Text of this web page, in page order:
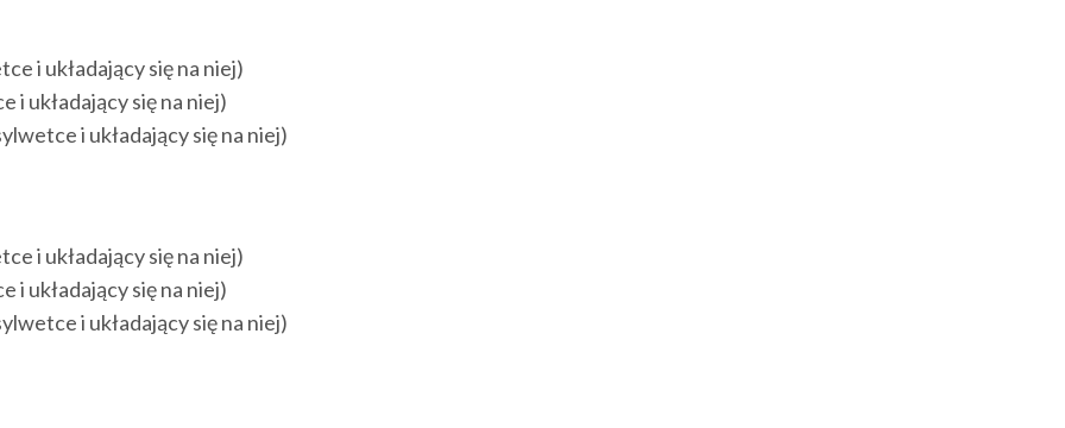
i układający się na niej)
i układający się na niej)
i układający się na niej)
i układający się na niej)
i układający się na niej)
i układający się na niej)